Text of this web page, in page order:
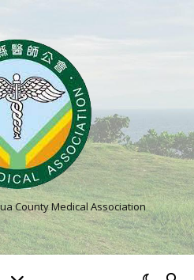
County Medical Association